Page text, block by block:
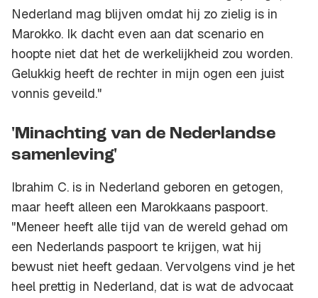
Nederland mag blijven omdat hij zo zielig is in
Marokko. Ik dacht even aan dat scenario en
hoopte niet dat het de werkelijkheid zou worden.
Gelukkig heeft de rechter in mijn ogen een juist
vonnis geveild."
'Minachting van de Nederlandse
samenleving'
Ibrahim C. is in Nederland geboren en getogen,
maar heeft alleen een Marokkaans paspoort.
"Meneer heeft alle tijd van de wereld gehad om
een Nederlands paspoort te krijgen, wat hij
bewust niet heeft gedaan. Vervolgens vind je het
heel prettig in Nederland, dat is wat de advocaat